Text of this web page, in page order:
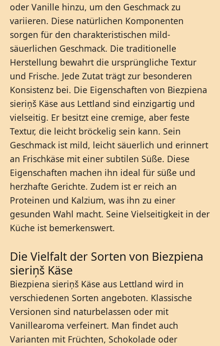
oder Vanille hinzu, um den Geschmack zu
variieren. Diese natürlichen Komponenten
sorgen für den charakteristischen mild-
säuerlichen Geschmack. Die traditionelle
Herstellung bewahrt die ursprüngliche Textur
und Frische. Jede Zutat trägt zur besonderen
Konsistenz bei. Die Eigenschaften von Biezpiena
sieriņš Käse aus Lettland sind einzigartig und
vielseitig. Er besitzt eine cremige, aber feste
Textur, die leicht bröckelig sein kann. Sein
Geschmack ist mild, leicht säuerlich und erinnert
an Frischkäse mit einer subtilen Süße. Diese
Eigenschaften machen ihn ideal für süße und
herzhafte Gerichte. Zudem ist er reich an
Proteinen und Kalzium, was ihn zu einer
gesunden Wahl macht. Seine Vielseitigkeit in der
Küche ist bemerkenswert.
Die Vielfalt der Sorten von Biezpiena
sieriņš Käse
Biezpiena sieriņš Käse aus Lettland wird in
verschiedenen Sorten angeboten. Klassische
Versionen sind naturbelassen oder mit
Vanillearoma verfeinert. Man findet auch
Varianten mit Früchten, Schokolade oder